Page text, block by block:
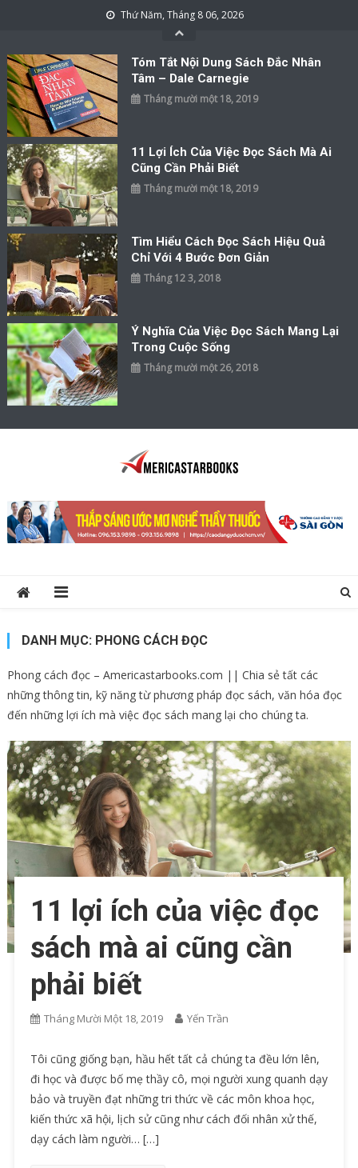
Thứ Năm, Tháng 8 06, 2026
Tóm Tắt Nội Dung Sách Đắc Nhân
Tâm – Dale Carnegie
Tháng mười một 18, 2019
11 Lợi Ích Của Việc Đọc Sách Mà Ai
Cũng Cần Phải Biết
Tháng mười một 18, 2019
Tìm Hiểu Cách Đọc Sách Hiệu Quả
Chỉ Với 4 Bước Đơn Giản
Tháng 12 3, 2018
Ý Nghĩa Của Việc Đọc Sách Mang Lại
Trong Cuộc Sống
Tháng mười một 26, 2018
America Star Books
DANH MỤC: PHONG CÁCH ĐỌC
Phong cách đọc – Americastarbooks.com || Chia sẻ tất các
những thông tin, kỹ năng từ phương pháp đọc sách, văn hóa đọc
đến những lợi ích mà việc đọc sách mang lại cho chúng ta.
11 lợi ích của việc đọc
sách mà ai cũng cần
phải biết
Tháng Mười Một 18, 2019 Yến Trần
Tôi cũng giống bạn, hầu hết tất cả chúng ta đều lớn lên,
đi học và được bố mẹ thầy cô, mọi người xung quanh dạy
bảo và truyền đạt những tri thức về các môn khoa học,
kiến thức xã hội, lịch sử cũng như cách đối nhân xử thế,
dạy cách làm người… […]